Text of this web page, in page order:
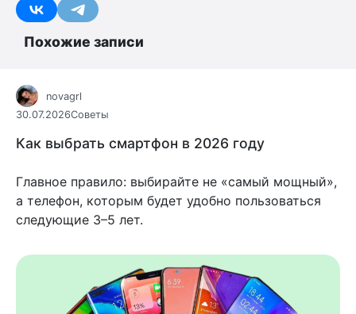
Похожие записи
novagrl
30.07.2026Советы
Как выбрать смартфон в 2026 году
Главное правило: выбирайте не «самый мощный»,
а телефон, которым будет удобно пользоваться
следующие 3–5 лет.